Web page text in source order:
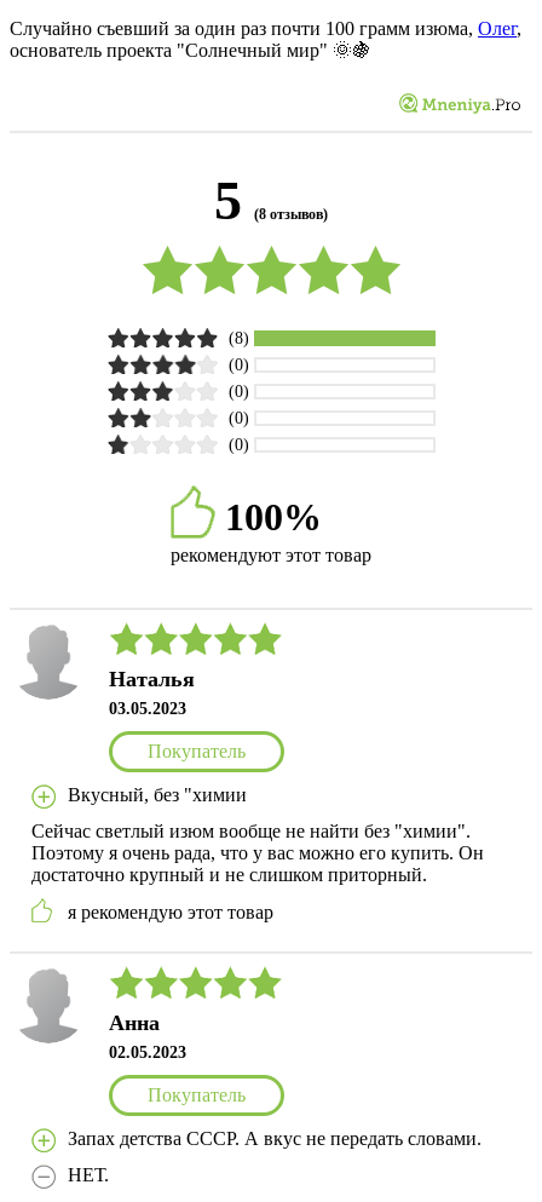
Случайно съевший за один раз почти 100 грамм изюма, Олег,
основатель проекта "Солнечный мир" 🌞🍇
5 (8 отзывов)
(8)
(0)
(0)
(0)
(0)
100%
рекомендуют этот товар
Наталья
03.05.2023
Покупатель
Вкусный, без "химии
Сейчас светлый изюм вообще не найти без "химии".
Поэтому я очень рада, что у вас можно его купить. Он
достаточно крупный и не слишком приторный.
я рекомендую этот товар
Анна
02.05.2023
Покупатель
Запах детства СССР. А вкус не передать словами.
НЕТ.